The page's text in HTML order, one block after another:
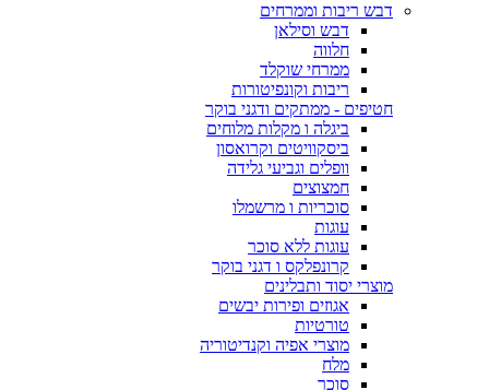
דבש ריבות וממרחים
דבש וסילאן
חלווה
ממרחי שוקלד
ריבות וקונפיטורות
חטיפים - ממתקים ודגני בוקר
ביגלה ו מקלות מלוחים
ביסקוויטים וקרואסון
וופלים וגביעי גלידה
חמצוצים
סוכריות ו מרשמלו
עוגות
עוגות ללא סוכר
קרונפלקס ו דגני בוקר
מוצרי יסוד ותבלינים
אגוזים ופירות יבשים
טורטיות
מוצרי אפיה וקנדיטוריה
מלח
סוכר